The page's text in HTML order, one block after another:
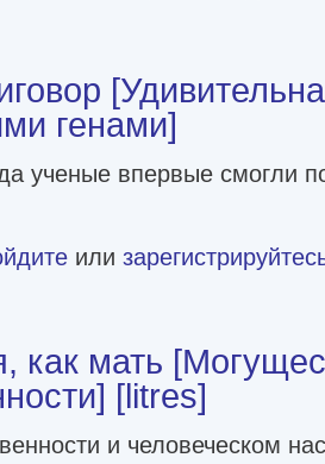
генами]
ученые впервые смогли
приговор [Удивительная связь между вами
или
как мать
[litres]
и человеческом